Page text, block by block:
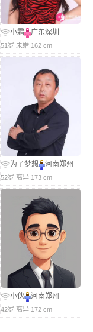
小霜 广东深圳
51岁 未婚 162 cm
为了梦想 河南郑州
52岁 离异 173 cm
小伙 河南郑州
42岁 离异 172 cm